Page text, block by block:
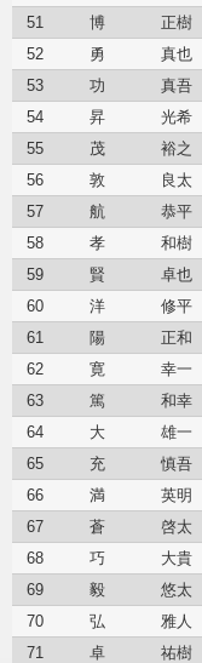
51
博 正樹
52
勇 真也
53
功 真吾
54
昇 光希
55
茂 裕之
56
敦 良太
57
航 恭平
58
孝 和樹
59
賢 卓也
60
洋 修平
61
陽 正和
62
寛 幸一
63
篤 和幸
64
大 雄一
65
充 慎吾
66
満 英明
67
蒼 啓太
68
巧 大貴
69
毅 悠太
70
弘 雅人
71
卓 祐樹